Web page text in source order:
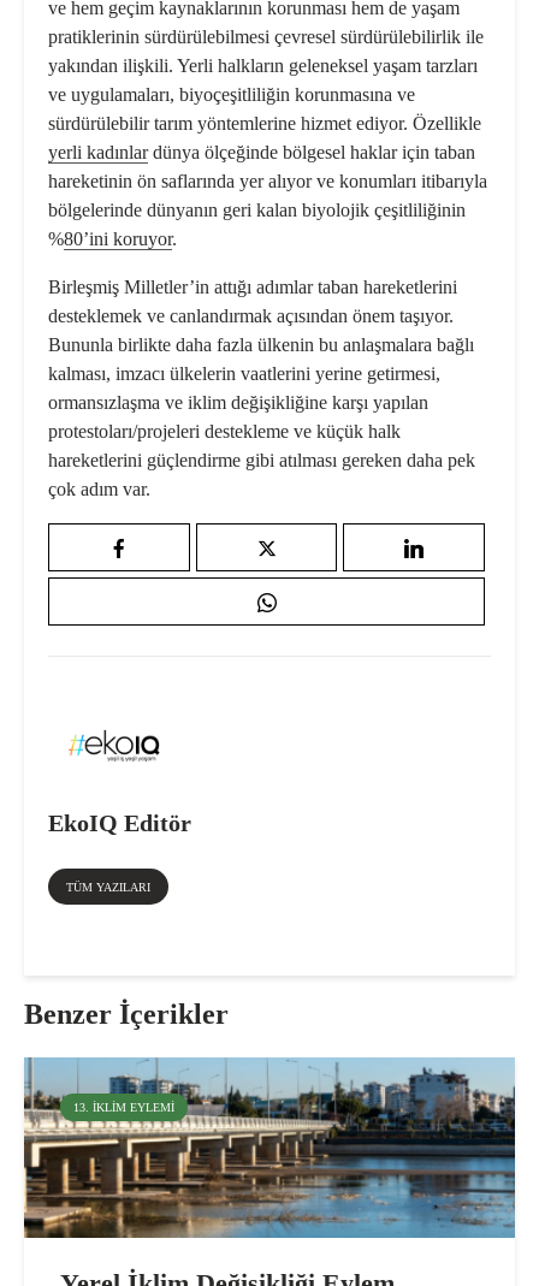
ve hem geçim kaynaklarının korunması hem de yaşam
pratiklerinin sürdürülebilmesi çevresel sürdürülebilirlik ile
yakından ilişkili. Yerli halkların geleneksel yaşam tarzları
ve uygulamaları, biyoçeşitliliğin korunmasına ve
sürdürülebilir tarım yöntemlerine hizmet ediyor. Özellikle
yerli kadınlardünya ölçeğinde bölgesel haklar için taban
hareketinin ön saflarında yer alıyor ve konumları itibarıyla
bölgelerinde dünyanın geri kalan biyolojik çeşitliliğinin
%80’ini koruyor.
Birleşmiş Milletler’in attığı adımlar taban hareketlerini
desteklemek ve canlandırmak açısından önem taşıyor.
Bununla birlikte daha fazla ülkenin bu anlaşmalara bağlı
kalması, imzacı ülkelerin vaatlerini yerine getirmesi,
ormansızlaşma ve iklim değişikliğine karşı yapılan
protestoları/projeleri destekleme ve küçük halk
hareketlerini güçlendirme gibi atılması gereken daha pek
çok adım var.
EkoIQ Editör
TÜM YAZILARI
Benzer İçerikler
13. İKLIM EYLEMI